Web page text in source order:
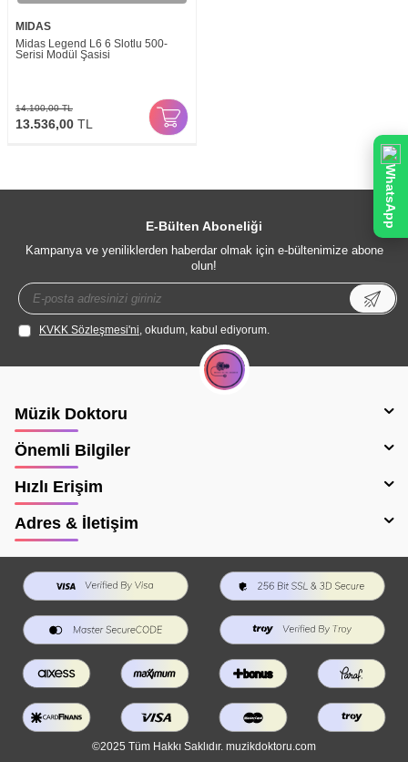
MIDAS
Midas Legend L6 6 Slotlu 500-
Serisi Modül Şasisi
14.100,00TL
13.536,00 TL
E-Bülten Aboneliği
Kampanya ve yeniliklerden haberdar olmak için e-bültenimize abone
olun!
KVKK Sözleşmesi'ni, okudum, kabul ediyorum.
Müzik Doktoru
Önemli Bilgiler
Hızlı Erişim
Adres & İletişim
©2025 Tüm Hakkı Saklıdır. muzikdoktoru.com
WhatsApp